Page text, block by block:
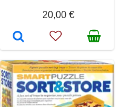
20,00 €